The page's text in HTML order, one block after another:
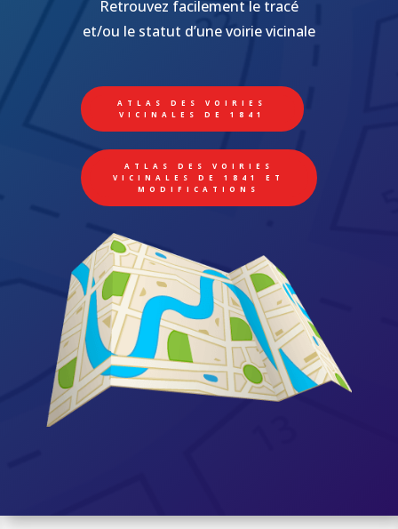
Retrouvez facilement le tracé
et/ou le statut d’une voirie vicinale
ATLAS DES VOIRIES
VICINALES DE 1841
ATLAS DES VOIRIES
VICINALES DE 1841 ET
MODIFICATIONS